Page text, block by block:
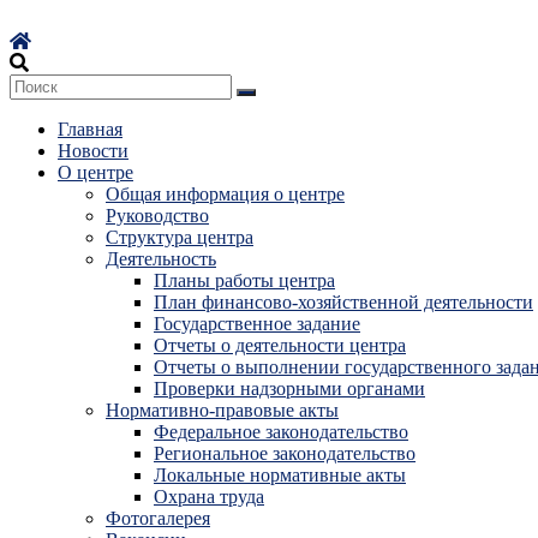
к
содержимому
Главная
Новости
О центре
Общая информация о центре
Руководство
Структура центра
Деятельность
Планы работы центра
План финансово-хозяйственной деятельности
Государственное задание
Отчеты о деятельности центра
Отчеты о выполнении государственного
Проверки надзорными органами
Нормативно-правовые акты
Федеральное законодательство
Региональное законодательство
Локальные нормативные акты
Охрана труда
Фотогалерея